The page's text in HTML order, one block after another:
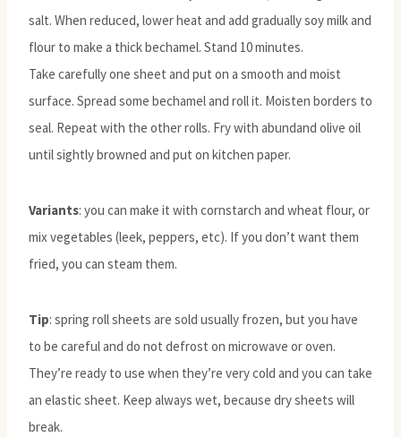
salt. When reduced, lower heat and add gradually soy milk and
flour to make a thick bechamel. Stand 10 minutes.
Take carefully one sheet and put on a smooth and moist
surface. Spread some bechamel and roll it. Moisten borders to
seal. Repeat with the other rolls. Fry with abundand olive oil
until sightly browned and put on kitchen paper.
Variants: you can make it with cornstarch and wheat flour, or
mix vegetables (leek, peppers, etc). If you don’t want them
fried, you can steam them.
Tip: spring roll sheets are sold usually frozen, but you have
to be careful and do not defrost on microwave or oven.
They’re ready to use when they’re very cold and you can take
an elastic sheet. Keep always wet, because dry sheets will
break.